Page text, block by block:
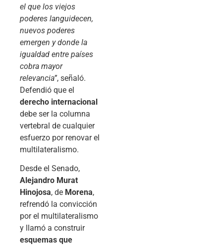
el que los viejos
poderes languidecen,
nuevos poderes
emergen y donde la
igualdad entre países
cobra mayor
relevancia”, señaló.
Defendió que el
derecho internacional
debe ser la columna
vertebral de cualquier
esfuerzo por renovar el
multilateralismo.
Desde el Senado,
Alejandro Murat
Hinojosa, de Morena,
refrendó la convicción
por el multilateralismo
y llamó a construir
esquemas que